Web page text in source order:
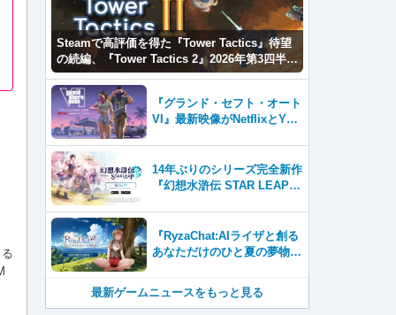
Steamで高評価を得た『Tower Tactics』待望
の続編、『Tower Tactics 2』2026年第3四半期
に早期アクセス開始
『グランド・セフト・オート
VI』最新映像がNetflixとYou
14年ぶりのシリーズ完全新作
『幻想水滸伝 STAR LEAP』
『RyzaChat:AIライザと創る
あなただけのひと夏の夢物
テムはこれまでにない新鮮な
最新ゲームニュースをもっと見る